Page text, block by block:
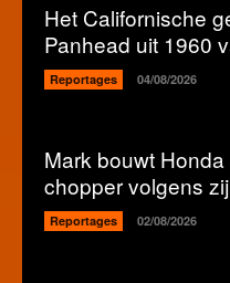
Het Californische
Panhead uit 1960
Reportages 04/08/2026
Mark bouwt
chopper volgens
Reportages 02/08/2026